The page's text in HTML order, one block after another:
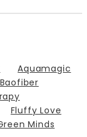
Aquamagic
Baofiber
Fluffy Love
Minds